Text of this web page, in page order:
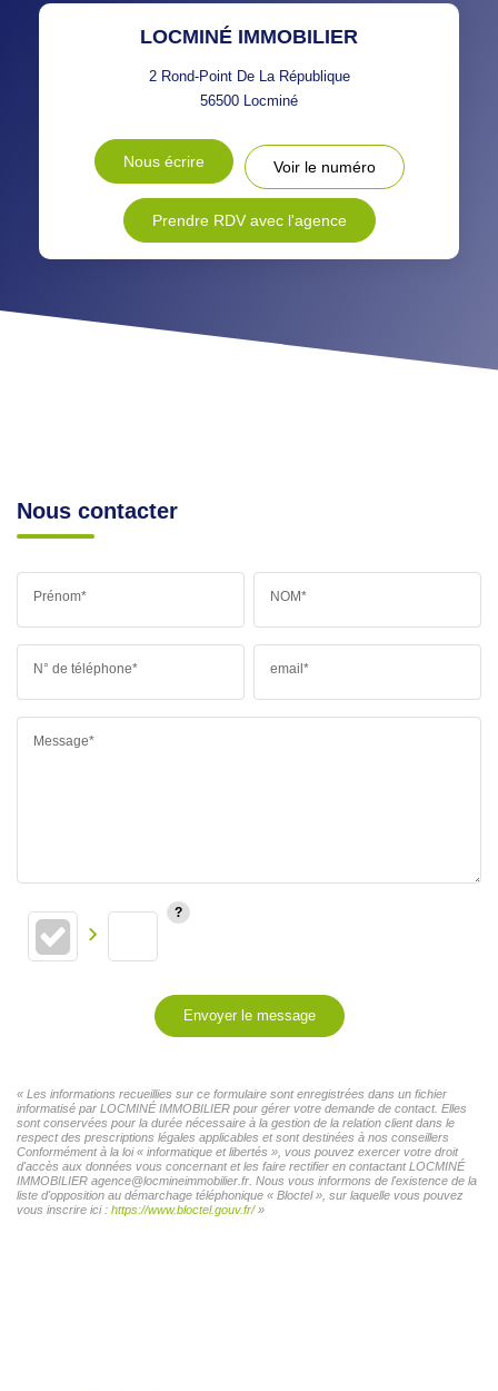
DISTANCE DE L'AÉROPORT :
LOCMINÉ IMMOBILIER
2 Rond-Point De La République
56500 Locminé
Nous écrire Voir le numéro
Prendre RDV avec l'agence
Nous contacter
Prénom* NOM*
N° de téléphone* email*
Message*
Envoyer le message
« Les informations recueillies sur ce formulaire sont enregistrées dans un fichier
informatisé par LOCMINÉ IMMOBILIER pour gérer votre demande de contact. Elles
sont conservées pour la durée nécessaire à la gestion de la relation client dans le
respect des prescriptions légales applicables et sont destinées à nos conseillers
Conformément à la loi « informatique et libertés », vous pouvez exercer votre droit
d'accès aux données vous concernant et les faire rectifier en contactant LOCMINÉ
IMMOBILIER agence@locmineimmobilier.fr. Nous vous informons de l'existence de la
liste d'opposition au démarchage téléphonique « Bloctel », sur laquelle vous pouvez
vous inscrire ici : https://www.bloctel.gouv.fr/»